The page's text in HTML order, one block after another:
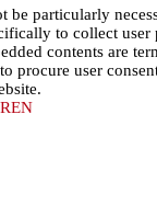
be particularly
to collect user
contents are
procure user